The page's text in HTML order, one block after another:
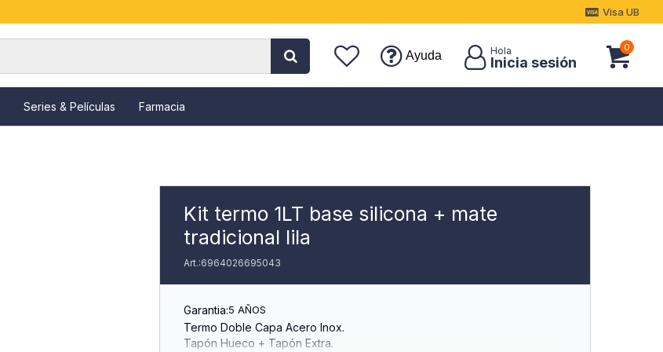
Series & Películas Farmacia
Ayuda
0
Visa UB
Kit termo 1LT base silicona + mate
tradicional lila
6964026695043
Garantia:5 AÑOS
Termo Doble Capa Acero Inox.
Tapón Hueco + Tapón Extra.